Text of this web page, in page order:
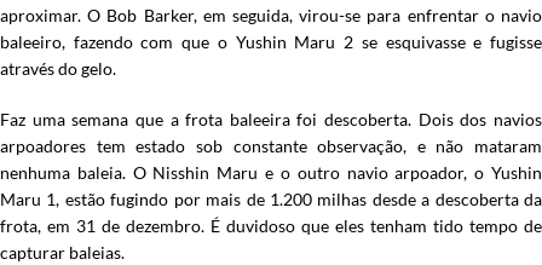
aproximar. O Bob Barker, em seguida, virou-se para enfrentar o navio
baleeiro, fazendo com que o Yushin Maru 2 se esquivasse e fugisse
através do gelo.
Faz uma semana que a frota baleeira foi descoberta. Dois dos navios
arpoadores tem estado sob constante observação, e não mataram
nenhuma baleia. O Nisshin Maru e o outro navio arpoador, o Yushin
Maru 1, estão fugindo por mais de 1.200 milhas desde a descoberta da
frota, em 31 de dezembro. É duvidoso que eles tenham tido tempo de
capturar baleias.